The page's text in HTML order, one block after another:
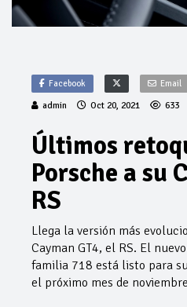
Facebook Email
admin Oct 20, 2021 633
Últimos
Porsche a su
RS
Llega la versión más
Cayman GT4, el RS. El
familia 718 está listo para
el próximo mes de